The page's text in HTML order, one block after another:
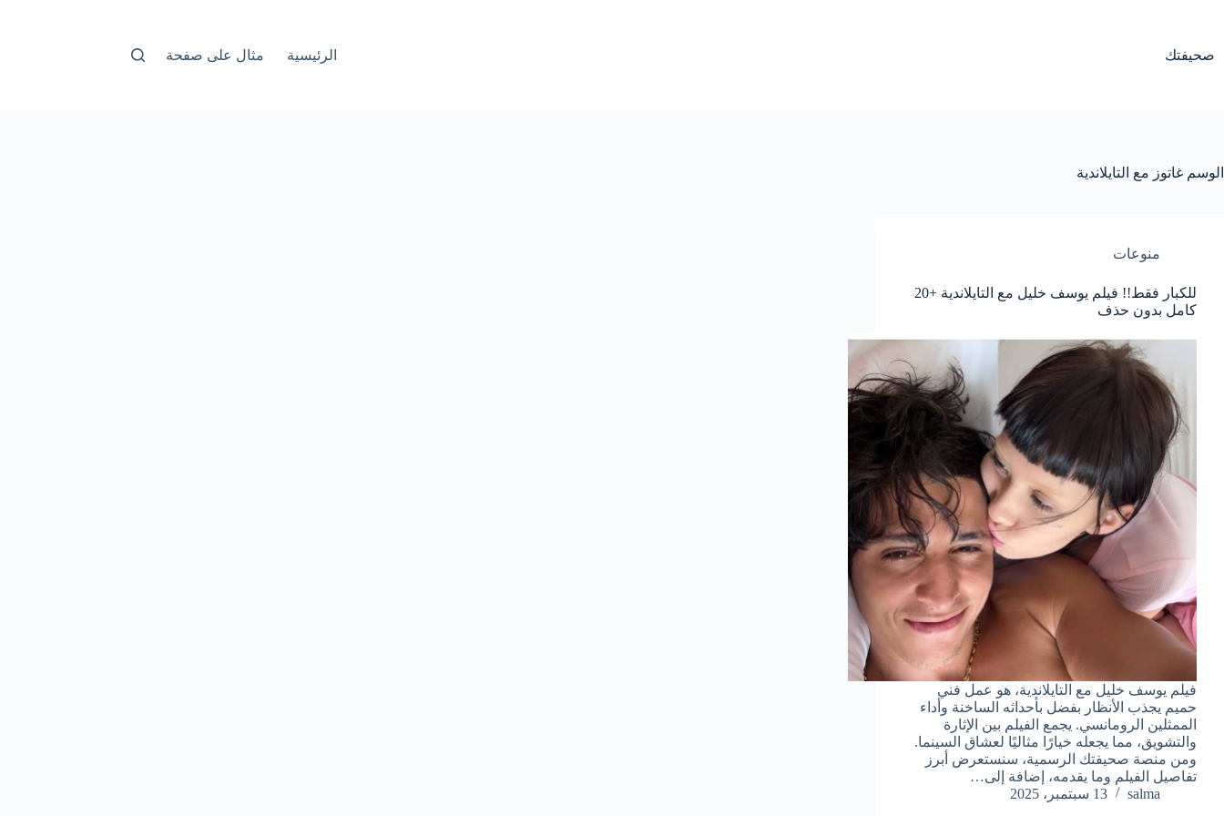
صحيفتك الرئيسية مثال على صفحة
الوسم غاتوز مع التايلاندية
منوعات
للكبار فقط!! فيلم يوسف خليل مع التايلاندية +20
كامل بدون حذف
فيلم يوسف خليل مع التايلاندية، هو عمل فني
حميم يجذب الأنظار بفضل بأحداثه الساخنة وأداء
الممثلين الرومانسي. يجمع الفيلم بين الإثارة
والتشويق، مما يجعله خيارًا مثاليًا لعشاق السينما.
ومن منصة صحيفتك الرسمية، سنستعرض أبرز
تفاصيل الفيلم وما يقدمه، إضافة إلى…
salma
13 سبتمبر، 2025